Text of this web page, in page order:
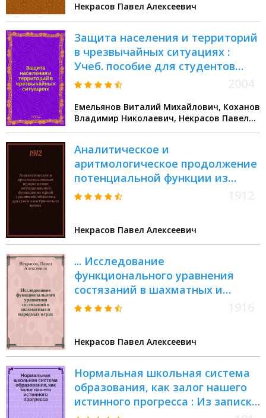
Крамаренко за авт. на 13 Съезде
рус. естествоиспытателей и
врачей в Тифлисе, в Секции
педагогич. вопросов, 19 июня
1913 г.
Некрасов Павел Алексеевич
Защита населения и территорий
в чрезвычайных ситуациях :
Учеб. пособие для студентов
вузов
Емельянов Виталий Михайлович, Коханов
Владимир Николаевич, Некрасов Павел
Аналитическое и
аритмологическое продолжение
потенциальной функции из
одной граничной области в
Некрасов Павел Алексеевич
... Исследование
функционального уравнения
состязаний в шахматных и
народных играх
Некрасов Павел Алексеевич
Нормальная школьная система
образования, как залог нашего
истинного прогресса : Из записки